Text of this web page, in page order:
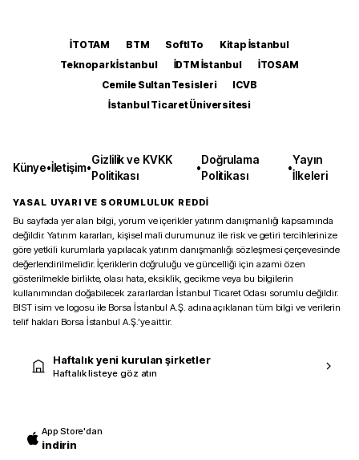
İTOTAM BTM SoftITo
Kitap İstanbul
Teknopark İstanbul
İDTM İstanbul
İTOSAM
Cemile Sultan Tesisleri
ICVB
İstanbul Ticaret Üniversitesi
Künye•İletişim•
Gizlilik ve KVKK
Politikası
•
Doğrulama
Politikası
•
Yayın
İlkeleri
YASAL UYARI VE SORUMLULUK REDDİ
Bu sayfada yer alan bilgi, yorum ve içerikler yatırım danışmanlığı kapsamında
değildir. Yatırım kararları, kişisel mali durumunuz ile risk ve getiri tercihlerinize
göre yetkili kurumlarla yapılacak yatırım danışmanlığı sözleşmesi çerçevesinde
değerlendirilmelidir. İçeriklerin doğruluğu ve güncelliği için azami özen
gösterilmekle birlikte, olası hata, eksiklik, gecikme veya bu bilgilerin
kullanımından doğabilecek zararlardan İstanbul Ticaret Odası sorumlu değildir.
BIST isim ve logosu ile Borsa İstanbul A.Ş. adına açıklanan tüm bilgi ve verilerin
telif hakları Borsa İstanbul A.Ş.’ye aittir.
Haftalık yeni kurulan şirketler
Haftalık listeye göz atın
App Store'dan
indirin